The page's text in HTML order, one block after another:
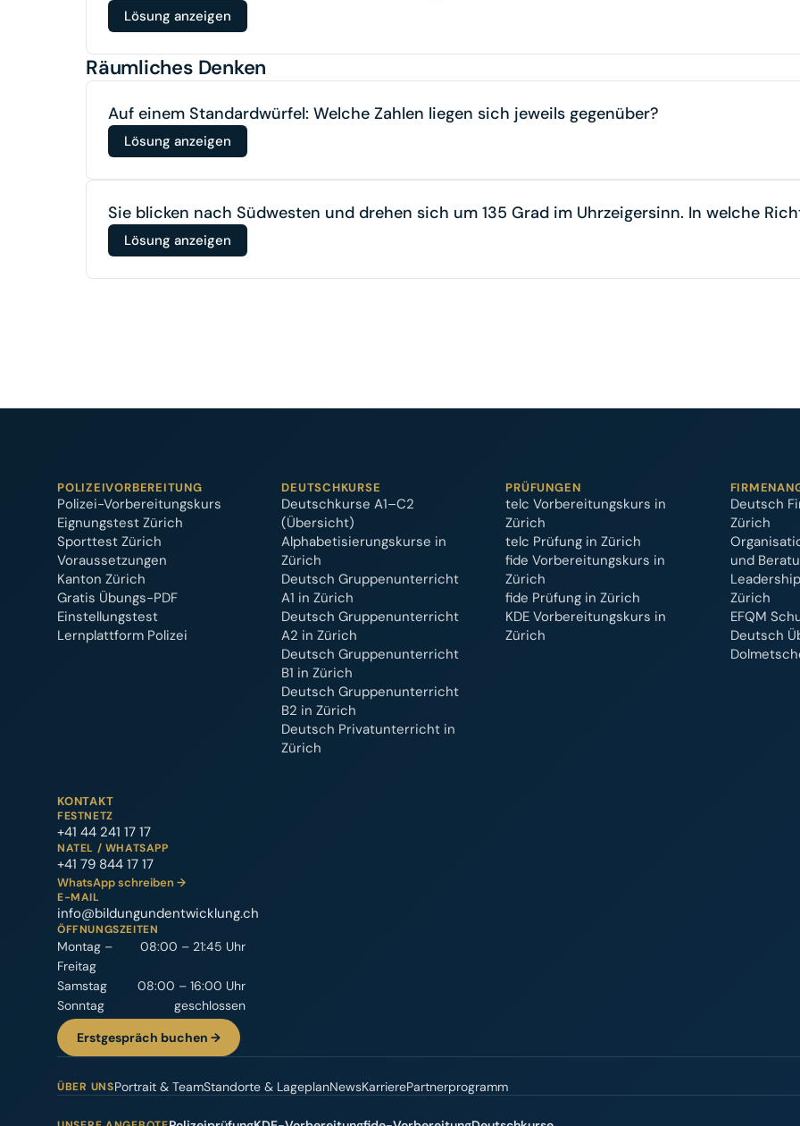
Lösung anzeigen
Räumliches Denken
Auf einem Standardwürfel: Welche Zahlen liegen sich jeweils gegenüber?
Lösung anzeigen
Sie blicken nach Südwesten und drehen sich um 135 Grad im Uhrzeigersinn. In welche
Lösung anzeigen
POLIZEIVORBEREITUNG
Polizei-Vorbereitungskurs
Eignungstest Zürich
Sporttest Zürich
Voraussetzungen
Kanton Zürich
Gratis Übungs-PDF
Einstellungstest
Lernplattform Polizei
DEUTSCHKURSE
Deutschkurse A1–C2
(Übersicht)
Alphabetisierungskurse in
Zürich
Deutsch Gruppenunterricht
A1 in Zürich
Deutsch Gruppenunterricht
A2 in Zürich
Deutsch Gruppenunterricht
B1 in Zürich
Deutsch Gruppenunterricht
B2 in Zürich
Deutsch Privatunterricht in
Zürich
PRÜFUNGEN
telc Vorbereitungskurs in
Zürich
telc Prüfung in Zürich
fide Vorbereitungskurs in
Zürich
fide Prüfung in Zürich
KDE Vorbereitungskurs in
Zürich
Deutsch
Zürich
und
Zürich
EFQM
Deutsch
KONTAKT
FESTNETZ
+41 44 241 17 17
NATEL / WHATSAPP
+41 79 844 17 17
WhatsApp schreiben →
E-MAIL
info@bildungundentwicklung.ch
ÖFFNUNGSZEITEN
Montag –
Freitag
08:00 – 21:45 Uhr
Samstag
08:00 – 16:00 Uhr
Sonntag
geschlossen
Erstgespräch buchen →
ÜBER UNSPortrait & TeamStandorte & LageplanNewsKarrierePartnerprogramm